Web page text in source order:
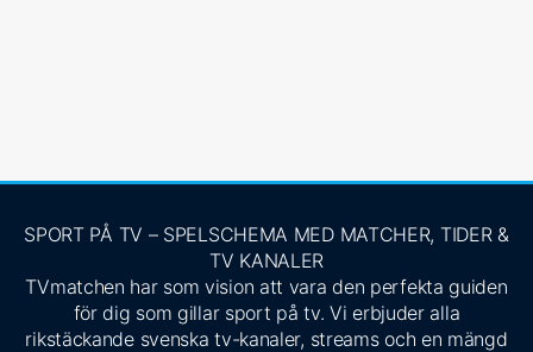
SPORT PÅ TV – SPELSCHEMA MED MATCHER, TIDER &
TV KANALER
TVmatchen har som vision att vara den perfekta guiden
för dig som gillar sport på tv. Vi erbjuder alla
rikstäckande svenska tv-kanaler, streams och en mängd